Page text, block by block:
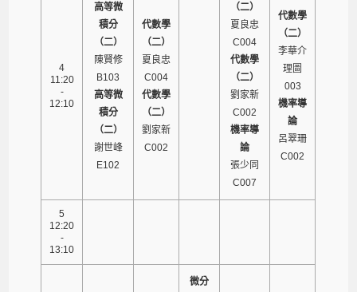
4
11:20
-
12:10
高等微
積分
（二）
陳賢修
B103
高等微
積分
（二）
謝世峰
E102
代數學
（二）
夏良忠
C004
代數學
（二）
劉家新
C002
（二）
夏良忠
C004
代數學
（二）
劉家新
C002
機率導
論
張少同
C007
代數學
（二）
李華介
理圖
003
機率導
論
呂翠珊
C002
5
12:20
-
13:10
微分